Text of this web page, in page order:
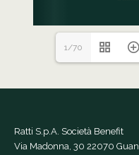
1/70
Ratti S.p.A. Società Benefit
Via Madonna, 30 22070